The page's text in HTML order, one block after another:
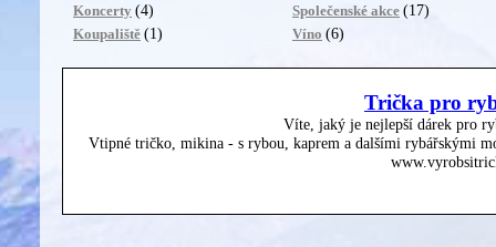
Koncerty (4)
Koupaliště (1)
Společenské akce (17)
Víno (6)
Trička pro
Víte, jaký je nejlepší dárek pro
Vtipné tričko, mikina - s rybou, kaprem a dalšími rybářskými